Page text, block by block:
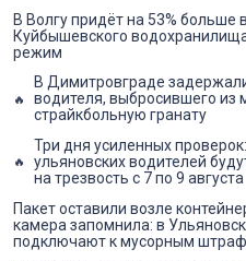
В Волгу придёт на 53% больше
Куйбышевского
режим
В Димитровграде
водителя, выбросившего из
страйкбольную гранату
Три дня усиленных проверок:
ульяновских водителей
на трезвость с 7 по 9 августа
Пакет оставили возле
камера запомнила: в
подключают к мусорным